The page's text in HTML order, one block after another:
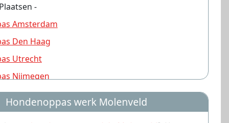
-
Amsterdam
Den Haag
Utrecht
Nijmegen
Rotterdam
Groningen
Hondenoppas werk Molenveld